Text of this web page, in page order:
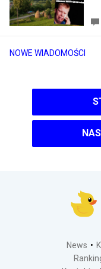
NOWE WIADOMOŚCI
News